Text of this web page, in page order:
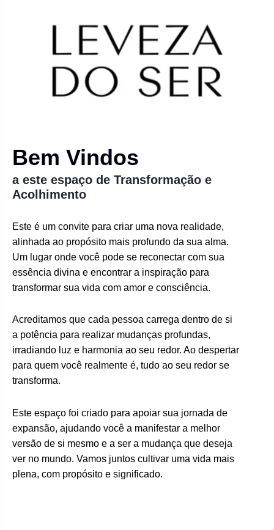
Bem Vindos
a este espaço de Transformação e
Acolhimento
Este é um convite para criar uma nova realidade,
alinhada ao propósito mais profundo da sua alma.
Um lugar onde você pode se reconectar com sua
essência divina e encontrar a inspiração para
transformar sua vida com amor e consciência.
Acreditamos que cada pessoa carrega dentro de si
a potência para realizar mudanças profundas,
irradiando luz e harmonia ao seu redor. Ao despertar
para quem você realmente é, tudo ao seu redor se
transforma.
Este espaço foi criado para apoiar sua jornada de
expansão, ajudando você a manifestar a melhor
versão de si mesmo e a ser a mudança que deseja
ver no mundo. Vamos juntos cultivar uma vida mais
plena, com propósito e significado.